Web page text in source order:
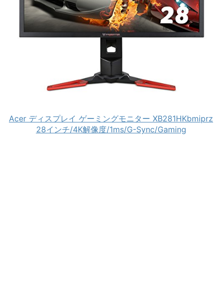
Acer ディスプレイ ゲーミングモニター XB281HKbmiprz
28インチ/4K解像度/1ms/G-Sync/Gaming